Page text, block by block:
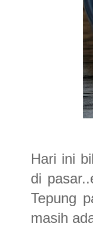
Hari ini
di
Tepung
masih